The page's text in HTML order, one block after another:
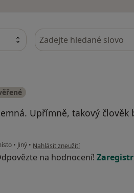
Hledejte v názorech
Upřímně, takový člověk
• Jiný • podle názoru uživatele Pavel
Nahlásit zneužití
na hodnocení!